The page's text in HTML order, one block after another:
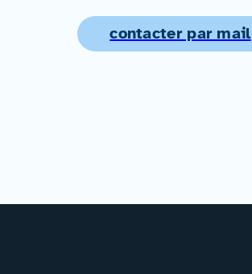
contacter par mail